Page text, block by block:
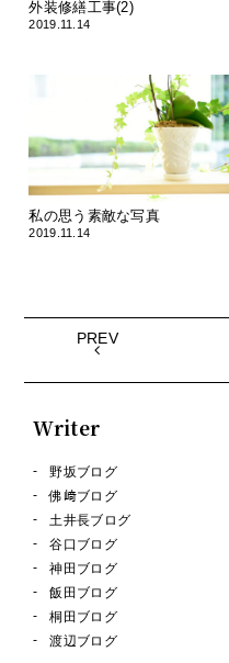
外装修繕工事(2)
2019.11.14
私の思う素敵な写真
2019.11.14
PREV
Writer
野坂ブログ
佛﨑ブログ
土井長ブログ
谷口ブログ
神田ブログ
飯田ブログ
桐田ブログ
渡辺ブログ